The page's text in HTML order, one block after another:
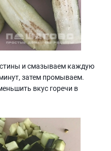
и смазываем каждую
затем промываем.
вкус горечи в